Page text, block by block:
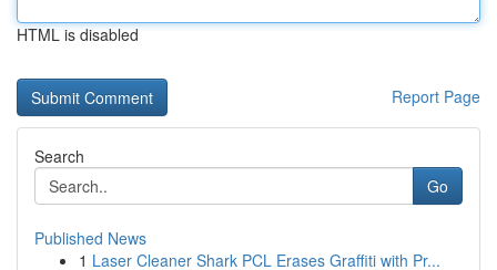
HTML is disabled
Report Page
Search
Go
Published News
1 Laser Cleaner Shark PCL Erases Graffiti with Pr...